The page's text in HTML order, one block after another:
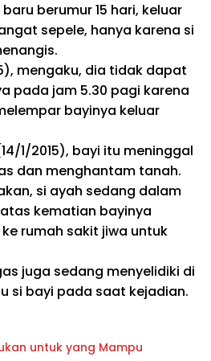
berumur 15 hari, keluar
sepele, hanya karena si
mengaku, dia tidak dapat
pada jam 5.30 pagi karena
bayinya keluar
1/2015), bayi itu meninggal
dan menghantam tanah.
si ayah sedang dalam
kematian bayinya
rumah sakit jiwa untuk
juga sedang menyelidiki di
si bayi pada saat kejadian.
untuk yang Mampu